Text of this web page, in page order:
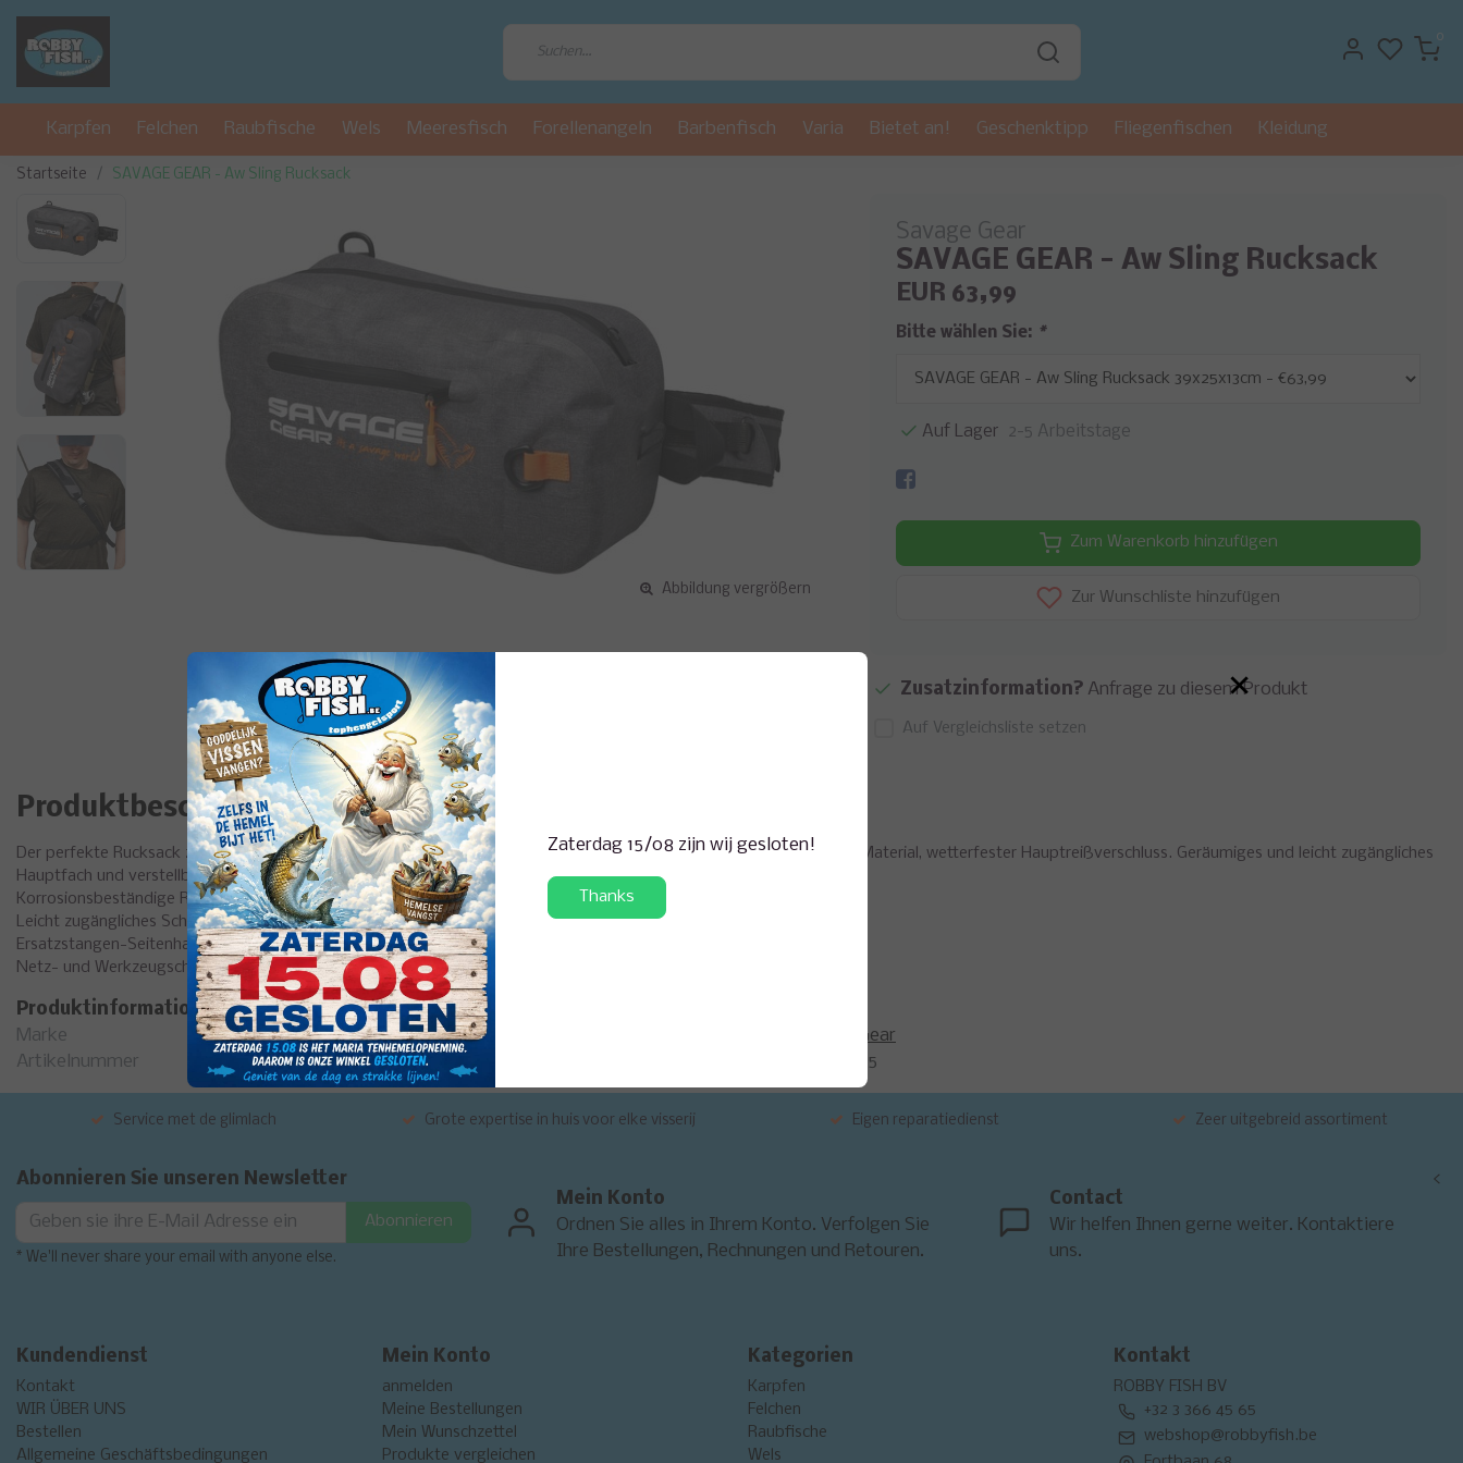
0
Karpfen Felchen Raubfische Wels Meeresfisch Forellenangeln Barbenfisch Varia Bietet an! Geschenktipp Fliegenfischen Kleidung
Startseite SAVAGE GEAR - Aw Sling Rucksack
Abbildung vergrößern
Savage Gear
SAVAGE GEAR - Aw Sling Rucksack
EUR 63,99
Bitte wählen Sie: *
Auf Lager 2-5 Arbeitstage
Zum Warenkorb hinzufügen
Zur Wunschliste hinzufügen
Zusatzinformation? Anfrage zu diesem Produkt
Auf Vergleichsliste setzen
Produktbeschreibung
Der perfekte Rucksack zum Waten und Kunstköderangeln bei jedem Wetter! Super strapazierfähiges, wasserdichtes Material, wetterfester Hauptreißverschluss. Geräumiges und leicht zugängliches
Hauptfach und verstellbare, ergonomische Tragegurte.
Korrosionsbeständige Reißverschlüsse
Leicht zugängliches Schlingendesign
Ersatzstangen-Seitenhalter
Netz- und Werkzeugschleifen
Produktinformation
Marke
Savage Gear
Artikelnummer
SVS76885
Service met de glimlach Grote expertise in huis voor elke visserij Eigen reparatiedienst Zeer uitgebreid assortiment
Abonnieren Sie unseren Newsletter
Abonnieren
* We'll never share your email with anyone else.
Mein Konto
Ordnen Sie alles in Ihrem Konto. Verfolgen Sie
Ihre Bestellungen, Rechnungen und Retouren.
Contact
Wir helfen Ihnen gerne weiter. Kontaktiere
uns.
<
Kundendienst
Kontakt
WIR ÜBER UNS
Bestellen
Allgemeine Geschäftsbedingungen
Mein Konto
anmelden
Meine Bestellungen
Mein Wunschzettel
Produkte vergleichen
Kategorien
Karpfen
Felchen
Raubfische
Wels
Kontakt
ROBBY FISH BV
+32 3 366 45 65
webshop@robbyfish.be
×
Zaterdag 15/08 zijn wij gesloten!
Thanks